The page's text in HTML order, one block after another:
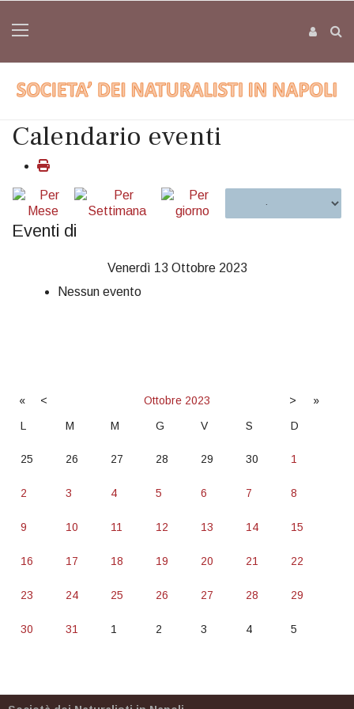
Calendario eventi
Eventi di
Venerdì 13 Ottobre 2023
Nessun evento
« < Ottobre 2023 >
»
L
M M G V S D
25 26 27 28 29 30 1
2 3 4 5 6 7 8
9 10 11 12 13 14 15
16 17 18 19 20 21 22
23 24 25 26 27 28 29
30 31 1 2 3 4 5